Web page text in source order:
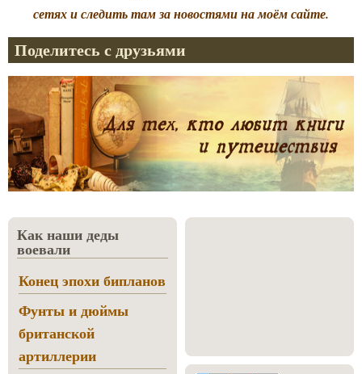
сетях и следить там за новостями на моём сайте.
Поделитесь с друзьями
Как наши деды
воевали
Конец эпохи бипланов
Фунты и дюймы
британской
артиллерии